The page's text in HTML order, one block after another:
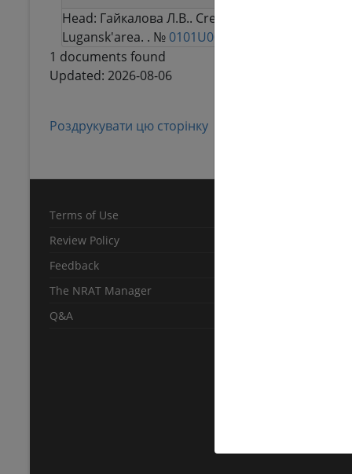
Head: Гайкалова Л.В.. Creation of a system of
Lugansk'area. . № 0101U001974
1 documents found
Updated: 2026-08-06
Роздрукувати цю сторінку
Terms of Use
Review Policy
Feedback
The NRAT Manager
Q&A